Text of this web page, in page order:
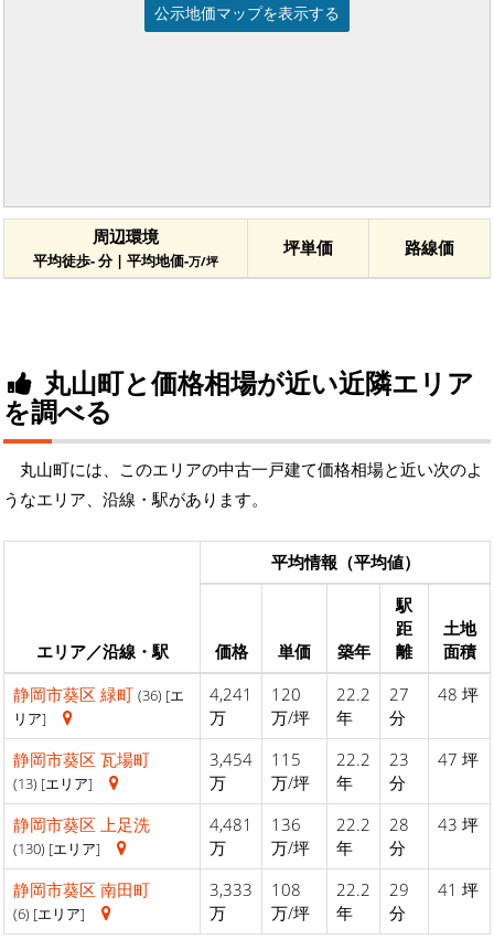
公示地価マップを表示する
周辺環境
平均徒歩- 分 | 平均地価-万/坪
坪単価 路線価
丸山町と価格相場が近い近隣エリア
を調べる
丸山町には、このエリアの中古一戸建て価格相場と近い次のよ
うなエリア、沿線・駅があります。
エリア／沿線・駅
平均情報（平均値）
価格 単価 築年
駅
距
離
土地
面積
静岡市葵区 緑町 (36) [エ
リア]
4,241
万
120
万/坪
22.2
年
27
分
48 坪
静岡市葵区 瓦場町
(13) [エリア]
3,454
万
115
万/坪
22.2
年
23
分
47 坪
静岡市葵区 上足洗
(130) [エリア]
4,481
万
136
万/坪
22.2
年
28
分
43 坪
静岡市葵区 南田町
(6) [エリア]
3,333
万
108
万/坪
22.2
年
29
分
41 坪